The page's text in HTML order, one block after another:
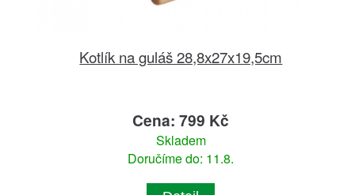
Kotlík na guláš 28,8x27x19,5cm
Cena: 799 Kč
Skladem
Doručíme do: 11.8.